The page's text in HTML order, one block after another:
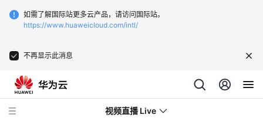
如需了解国际站更多云产品，请访问国际站。
https://www.huaweicloud.com/intl/
不再显示此消息
视频直播 Live